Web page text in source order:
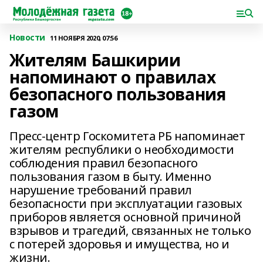
Новости 11 НОЯБРЯ 2020, 07:56
Жителям Башкирии
напоминают о правилах
безопасного пользования
газом
Пресс-центр Госкомитета РБ напоминает
жителям республики о необходимости
соблюдения правил безопасного
пользования газом в быту. Именно
нарушение требований правил
безопасности при эксплуатации газовых
приборов является основной причиной
взрывов и трагедий, связанных не только
с потерей здоровья и имущества, но и
жизни.